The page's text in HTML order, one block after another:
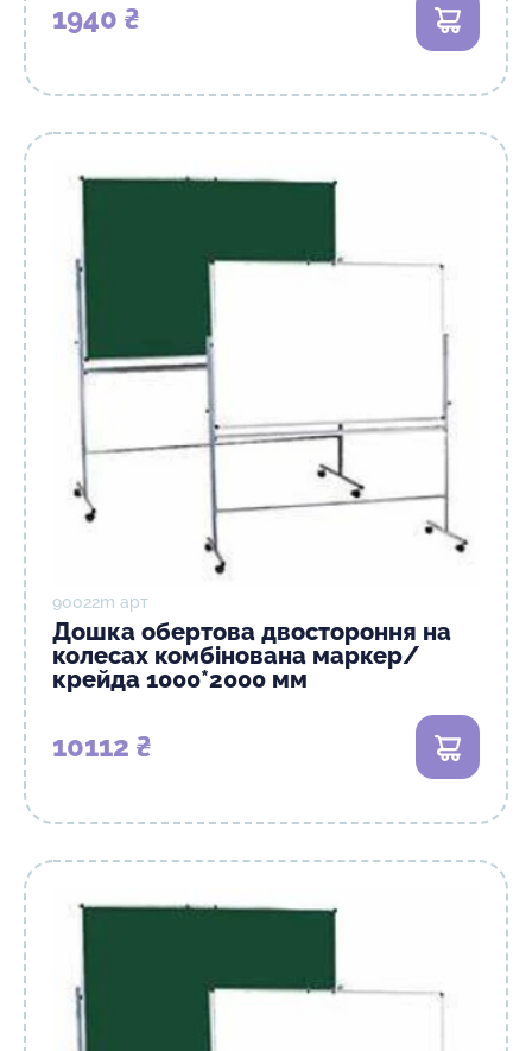
1940 ₴
90022m арт
Дошка обертова двостороння на
колесах комбінована маркер/
крейда 1000*2000 мм
10112 ₴